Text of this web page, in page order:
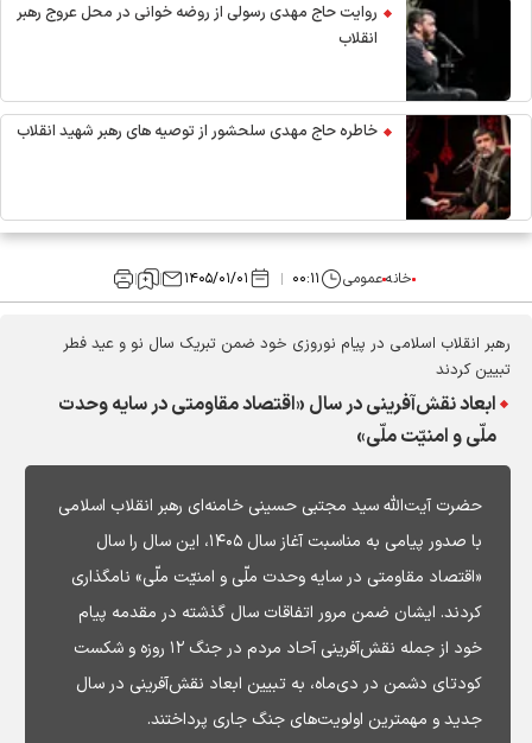
روایت حاج مهدی رسولی از روضه خوانی در محل عروج رهبر
انقلاب
خاطره حاج مهدی سلحشور از توصیه های رهبر شهید انقلاب
خانهعمومی ۰۰:۱۱ ۱۴۰۵/۰۱/۰۱
رهبر انقلاب اسلامی در پیام نوروزی خود ضمن تبریک سال نو و عید فطر
تبیین کردند
ابعاد نقش‌آفرینی در سال «اقتصاد مقاومتی در سایه وحدت
ملّی و امنیّت ملّی»
حضرت آیت‌الله سید مجتبی حسینی خامنه‌ای رهبر انقلاب اسلامی
با صدور پیامی به مناسبت آغاز سال ۱۴۰۵، این سال را سال
«اقتصاد مقاومتی در سایه وحدت ملّی و امنیّت ملّی» نامگذاری
کردند. ایشان ضمن مرور اتفاقات سال گذشته در مقدمه پیام
خود از جمله نقش‌آفرینی آحاد مردم در جنگ ۱۲ روزه و شکست
کودتای دشمن در دی‌ماه، به تبیین ابعاد نقش‌آفرینی در سال
جدید و مهمترین اولویت‌های جنگ جاری پرداختند.